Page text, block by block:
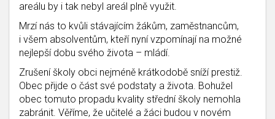
areálu by i tak nebyl areál plně využit.
Mrzí nás to kvůli stávajícím žákům, zaměstnancům,
i všem absolventům, kteří nyní vzpomínají na možné
nejlepší dobu svého života – mládí.
Zrušení školy obci nejméně krátkodobě sníží prestiž.
Obec přijde o část své podstaty a života. Bohužel
obec tomuto propadu kvality střední školy nemohla
zabránit. Věříme, že učitelé a žáci budou v novém